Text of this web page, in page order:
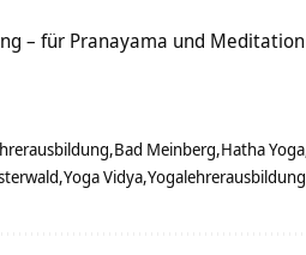
– für Pranayama und Meditation
Bad Meinberg Hatha Yoga
Yoga Vidya Yogalehrerausbildung